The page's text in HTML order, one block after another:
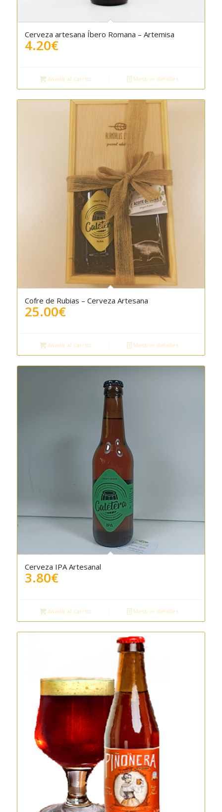
Cerveza artesana Íbero Romana – Artemisa
4.20€
Añadir al carrito Mostrar detalles
Cofre de Rubias – Cerveza Artesana
25.00€
Añadir al carrito Mostrar detalles
Cerveza IPA Artesanal
3.80€
Añadir al carrito Mostrar detalles